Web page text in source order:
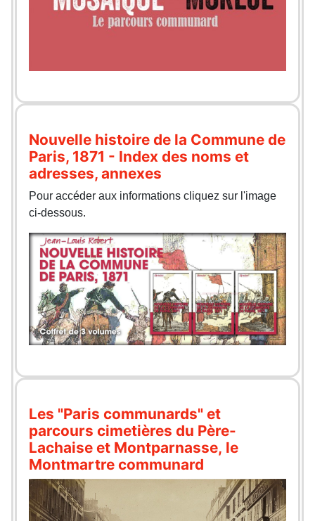
Nouvelle histoire de la Commune de
Paris, 1871 - Index des noms et
adresses, annexes
Pour accéder aux informations cliquez sur l'image
ci-dessous.
Les "Paris communards" et
parcours cimetières du Père-
Lachaise et Montparnasse, le
Montmartre communard